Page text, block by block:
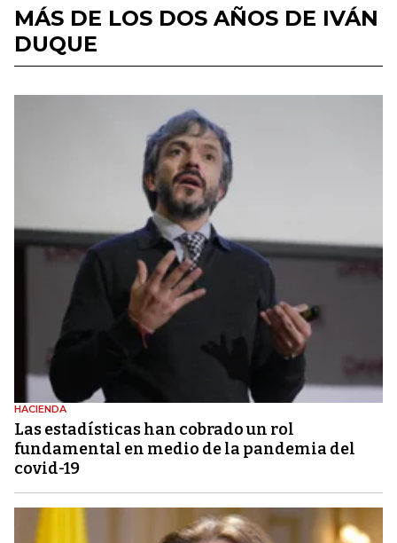
MÁS DE LOS DOS AÑOS DE IVÁN
DUQUE
HACIENDA
Las estadísticas han cobrado un rol
fundamental en medio de la pandemia del
covid-19